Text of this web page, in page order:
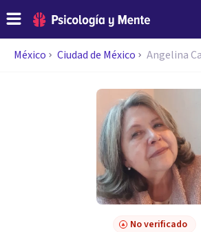
México Ciudad de México Angelina
No verificado